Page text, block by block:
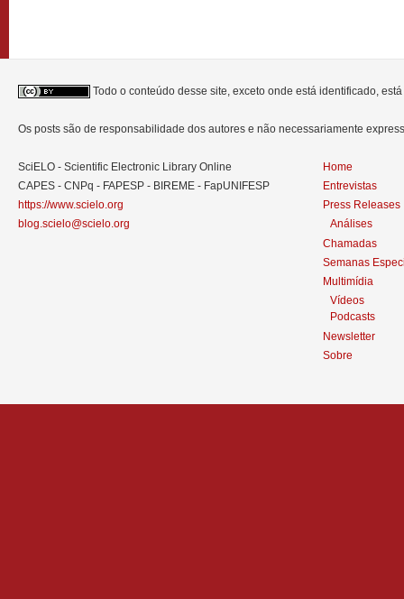
Todo o conteúdo desse site, exceto onde está identificado,
Os posts são de responsabilidade dos autores e não necessariamente
SciELO - Scientific Electronic Library Online
CAPES - CNPq - FAPESP - BIREME - FapUNIFESP
https://www.scielo.org
blog.scielo@scielo.org
Home
Entrevistas
Press Releases
Análises
Chamadas
Semanas
Multimídia
Vídeos
Podcasts
Newsletter
Sobre